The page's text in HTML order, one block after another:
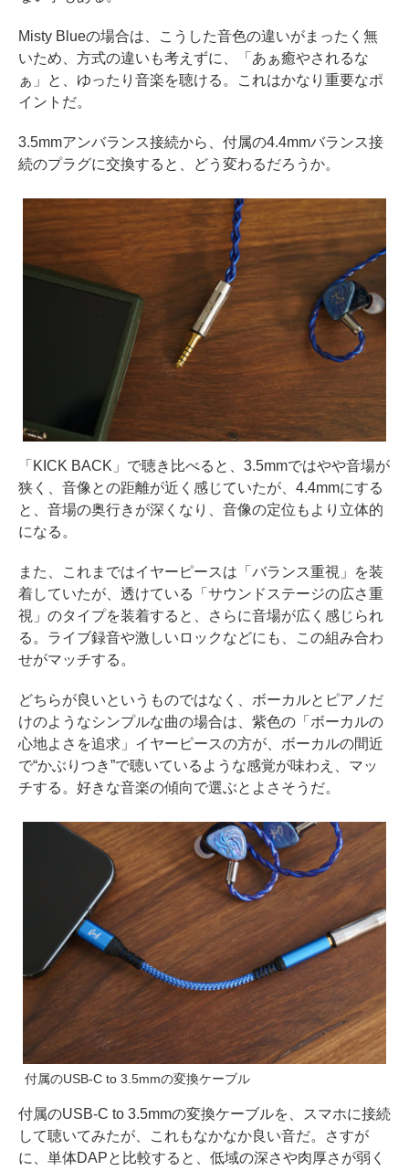
Misty Blueの場合は、こうした音色の違いがまったく無
いため、方式の違いも考えずに、「あぁ癒やされるな
ぁ」と、ゆったり音楽を聴ける。これはかなり重要なポ
イントだ。
3.5mmアンバランス接続から、付属の4.4mmバランス接
続のプラグに交換すると、どう変わるだろうか。
「KICK BACK」で聴き比べると、3.5mmではやや音場が
狭く、音像との距離が近く感じていたが、4.4mmにする
と、音場の奥行きが深くなり、音像の定位もより立体的
になる。
また、これまではイヤーピースは「バランス重視」を装
着していたが、透けている「サウンドステージの広さ重
視」のタイプを装着すると、さらに音場が広く感じられ
る。ライブ録音や激しいロックなどにも、この組み合わ
せがマッチする。
どちらが良いというものではなく、ボーカルとピアノだ
けのようなシンプルな曲の場合は、紫色の「ボーカルの
心地よさを追求」イヤーピースの方が、ボーカルの間近
で“かぶりつき”で聴いているような感覚が味わえ、マッ
チする。好きな音楽の傾向で選ぶとよさそうだ。
付属のUSB-C to 3.5mmの変換ケーブル
付属のUSB-C to 3.5mmの変換ケーブルを、スマホに接続
して聴いてみたが、これもなかなか良い音だ。さすが
に、単体DAPと比較すると、低域の深さや肉厚さが弱く